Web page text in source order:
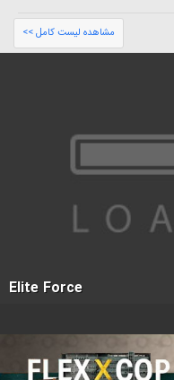
مشاهده لیست کامل >>
Elite Force